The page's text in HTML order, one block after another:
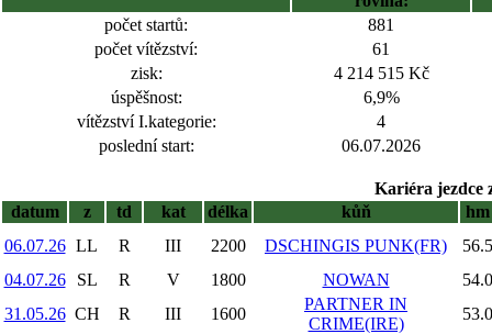
počet startů:
881
počet vítězství:
61
zisk:
4 214 515 Kč
úspěšnost:
6,9%
vítězství I.kategorie:
4
poslední start:
06.07.2026
Kariéra jezdce
datum
z td kat délka kůň
hm
06.07.26 LL R III 2200 DSCHINGIS PUNK(FR)
56.5
04.07.26
SL R V 1800 NOWAN
54.0
31.05.26 CH R III 1600
PARTNER IN
CRIME(IRE)
53.0